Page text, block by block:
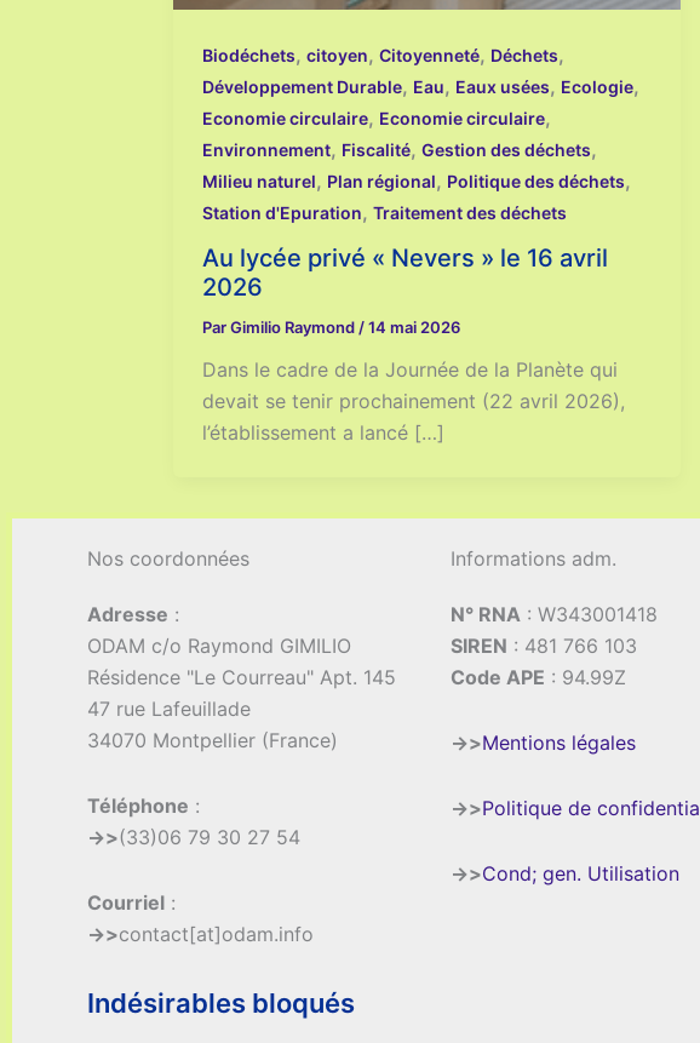
Biodéchets, citoyen, Citoyenneté, Déchets,
Développement Durable, Eau, Eaux usées, Ecologie,
Economie circulaire, Economie circulaire,
Environnement, Fiscalité, Gestion des déchets,
Milieu naturel, Plan régional, Politique des déchets,
Station d'Epuration, Traitement des déchets
Au lycée privé « Nevers » le 16 avril
2026
ParGimilio Raymond/14 mai 2026
Dans le cadre de la Journée de la Planète qui
devait se tenir prochainement (22 avril 2026),
l’établissement a lancé […]
Nos coordonnées
Adresse :
ODAM c/o Raymond GIMILIO
Résidence "Le Courreau" Apt. 145
47 rue Lafeuillade
34070 Montpellier (France)
Téléphone :
->>(33)06 79 30 27 54
Courriel :
->>contact[at]odam.info
Indésirables bloqués
Informations adm.
N° RNA : W343001418
SIREN : 481 766 103
Code APE : 94.99Z
->>Mentions légales
->>Politique de
->>Cond; gen. Utilisation